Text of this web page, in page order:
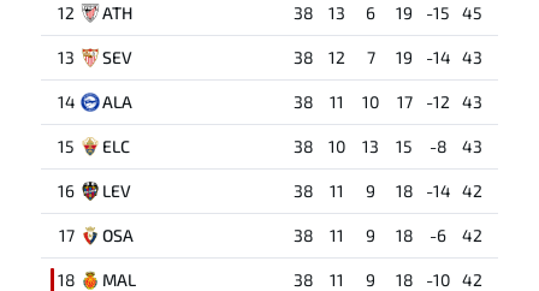
12 ATH 38 13 6 19 -15 45
13 SEV 38 12 7 19 -14 43
14 ALA 38 11 10 17 -12 43
15 ELC 38 10 13 15 -8 43
16 LEV 38 11 9 18 -14 42
17 OSA 38 11 9 18 -6 42
18 MAL 38 11 9 18 -10 42